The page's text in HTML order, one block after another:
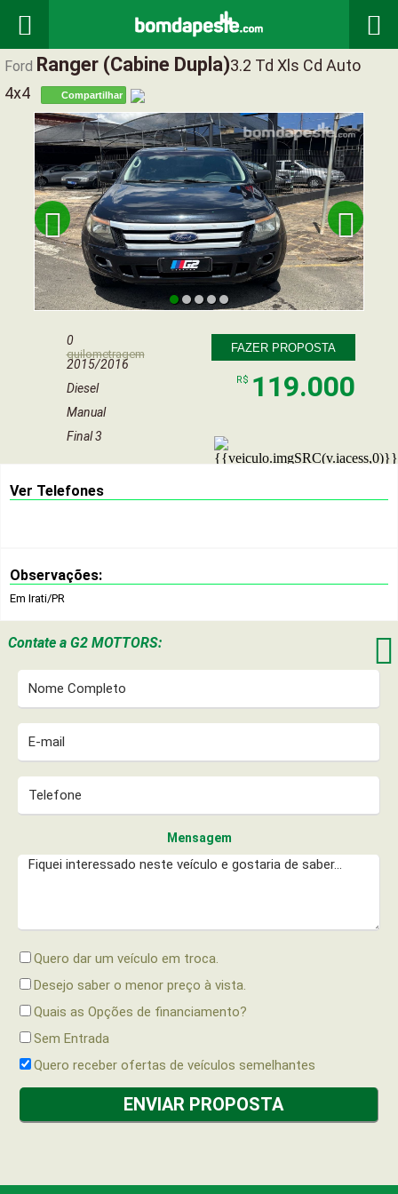
 
Ford Ranger (cabine Dupla)3.2 Td Xls Cd Auto
4x4
Compartilhar
 
0
quilometragem
2015/2016
Diesel
Manual
Final 3
FAZER PROPOSTA
R$ 119.000
Ver Telefones
Observações:
Em Irati/PR
Contate a G2 MOTTORS: 
Mensagem
Quero dar um veículo em troca.
Desejo saber o menor preço à vista.
Quais as Opções de financiamento?
Sem Entrada
Quero receber ofertas de veículos semelhantes